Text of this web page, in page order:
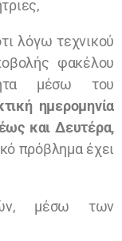
λόγω τεχνικού
φακέλου
μέσω του
ημερομηνία
και Δευτέρα,
πρόβλημα έχει
μέσω των